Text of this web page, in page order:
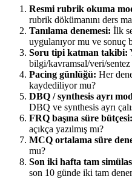
Resmi rubrik okuma
rubrik dökümanını ders
Tanılama denemesi: İlk
uygulanıyor mu ve sonuç
Soru tipi katman takibi:
bilgi/kavramsal/veri/sentez
Pacing günlüğü: Her
kaydediliyor mu?
DBQ / synthesis ayrı
DBQ ve synthesis ayrı
FRQ başına süre bütçesi:
açıkça yazılmış mı?
MCQ ortalama süre
mu?
Son iki hafta tam
son 10 günde iki tam